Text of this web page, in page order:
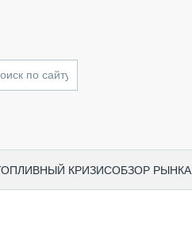
КРИЗИСОБЗОР РЫНКА